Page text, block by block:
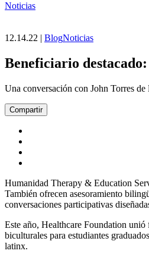
Noticias
12.14.22 | BlogNoticias
Beneficiario
Una conversación con John Torres
Compartir
Humanidad Therapy & Education
También ofrecen asesoramiento
conversaciones participativas
Este año, Healthcare Foundation
biculturales para estudiantes
latinx.